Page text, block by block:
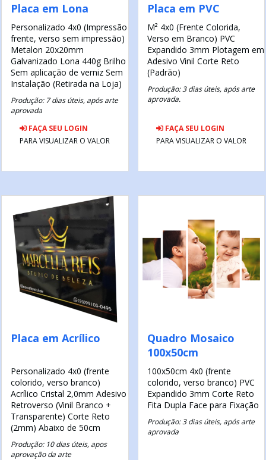
Placa em Lona
Personalizado 4x0 (Impressão
frente, verso sem impressão)
Metalon 20x20mm
Galvanizado Lona 440g Brilho
Sem aplicação de verniz Sem
Instalação (Retirada na Loja)
Produção: 7 dias úteis, após arte
aprovada
FAÇA SEU LOGIN
PARA VISUALIZAR O VALOR
Placa em PVC
M² 4x0 (Frente Colorida,
Verso em Branco) PVC
Expandido 3mm Plotagem em
Adesivo Vinil Corte Reto
(Padrão)
Produção: 3 dias úteis, após arte
aprovada.
FAÇA SEU LOGIN
PARA VISUALIZAR O VALOR
Placa em Acrílico
Personalizado 4x0 (frente
colorido, verso branco)
Acrílico Cristal 2,0mm Adesivo
Retroverso (Vinil Branco +
Transparente) Corte Reto
(2mm) Abaixo de 50cm
Produção: 10 dias úteis, apos
aprovação da arte
Quadro Mosaico
100x50cm
100x50cm 4x0 (frente
colorido, verso branco) PVC
Expandido 3mm Corte Reto
Fita Dupla Face para Fixação
Produção: 3 dias úteis, após arte
aprovada